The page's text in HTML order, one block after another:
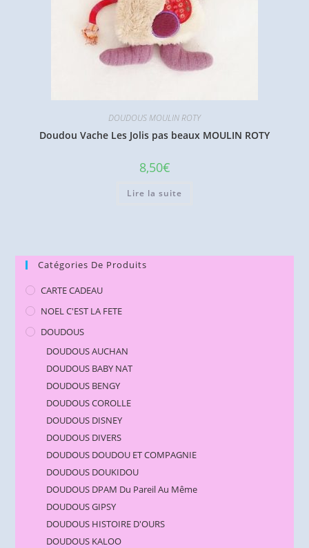
DOUDOUS MOULIN ROTY
Doudou Vache Les Jolis pas beaux MOULIN ROTY
8,50€
Lire la suite
Catégories De Produits
CARTE CADEAU
NOEL C'EST LA FETE
DOUDOUS
DOUDOUS AUCHAN
DOUDOUS BABY NAT
DOUDOUS BENGY
DOUDOUS COROLLE
DOUDOUS DISNEY
DOUDOUS DIVERS
DOUDOUS DOUDOU ET COMPAGNIE
DOUDOUS DOUKIDOU
DOUDOUS DPAM Du Pareil Au Même
DOUDOUS GIPSY
DOUDOUS HISTOIRE D'OURS
DOUDOUS KALOO